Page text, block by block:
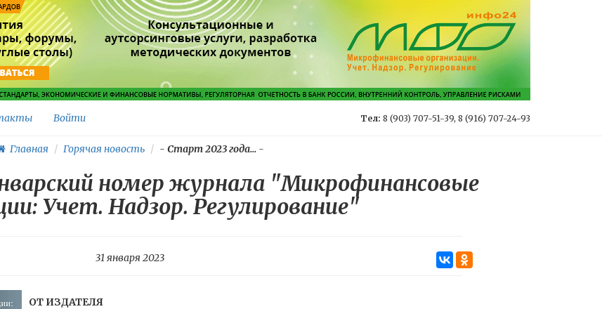
Войти Тел: 8 (903) 707-51-39, 8 (916) 707-24-93
Главная Горячая новость - Старт 2023 года...-
номер журнала "Микрофинансовые
Учет. Надзор. Регулирование"
31 января 2023
ОТ ИЗДАТЕЛЯ